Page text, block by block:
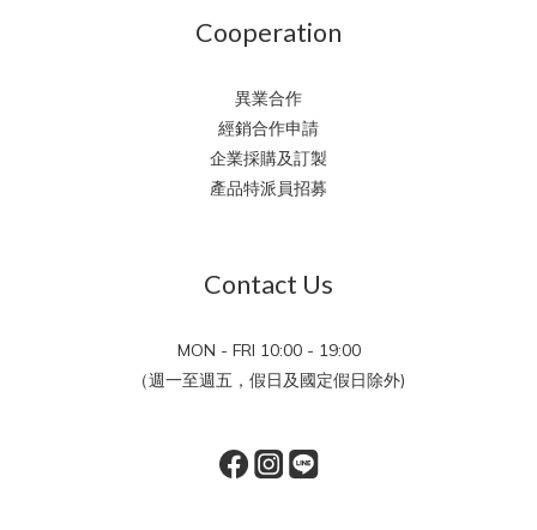
Cooperation
異業合作
經銷合作申請
企業採購及訂製
產品特派員招募
Contact Us
MON - FRI 10:00 - 19:00
（週一至週五，假日及國定假日除外)